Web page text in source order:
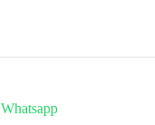
Whatsapp